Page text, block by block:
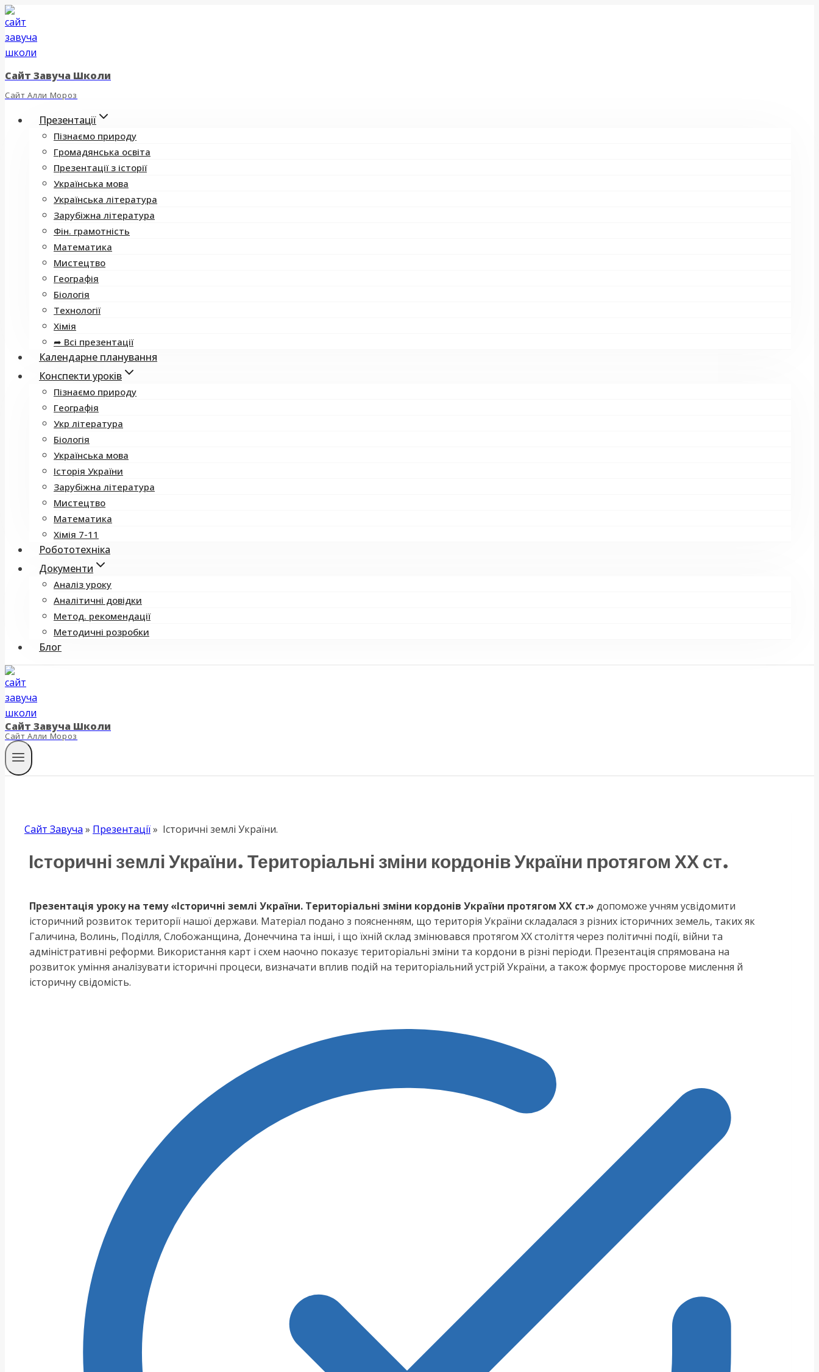
Перейти
до
вмісту
Сайт Завуча Школи
Сайт Алли Мороз
Презентації
Пізнаємо природу
Громадянська освіта
Презентації з історії
Українська мова
Українська література
Зарубіжна література
Фін. грамотність
Математика
Мистецтво
Географія
Біологія
Технології
Хімія
➦ Всі презентації
Календарне планування
Конспекти уроків
Пізнаємо природу
Географія
Укр література
Біологія
Українська мова
Історія України
Зарубіжна література
Мистецтво
Математика
Хімія 7-11
Робототехніка
Документи
Аналіз уроку
Аналітичні довідки
Метод. рекомендації
Методичні розробки
Блог
Сайт Завуча Школи
Сайт Алли Мороз
Сайт Завуча » Презентації» Історичні землі України.
Історичні землі України. Територіальні зміни кордонів України протягом ХХ ст.
Презентація уроку на тему «Історичні землі України. Територіальні зміни кордонів України протягом ХХ ст.» допоможе учням усвідомити
історичний розвиток території нашої держави. Матеріал подано з поясненням, що територія України складалася з різних історичних земель, таких як
Галичина, Волинь, Поділля, Слобожанщина, Донеччина та інші, і що їхній склад змінювався протягом ХХ століття через політичні події, війни та
адміністративні реформи. Використання карт і схем наочно показує територіальні зміни та кордони в різні періоди. Презентація спрямована на
розвиток уміння аналізувати історичні процеси, визначати вплив подій на територіальний устрій України, а також формує просторове мислення й
історичну свідомість.